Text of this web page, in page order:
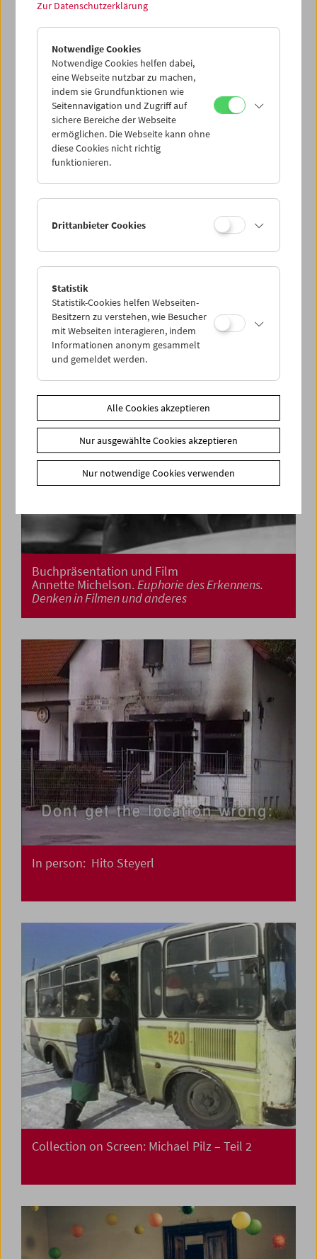
Treibgut: Evgeny Yufit
Collection on Screen: Lav Diaz – Teil 5
Buchpräsentation und Film
Annette Michelson.Euphorie des Erkennens.
Denken in Filmen und anderes
In person: Hito Steyerl
Collection on Screen: Michael Pilz – Teil 2
Zur Datenschutzerklärung
Notwendige Cookies
Notwendige Cookies helfen dabei,
eine Webseite nutzbar zu machen,
indem sie Grundfunktionen wie
Seitennavigation und Zugriff auf
sichere Bereiche der Webseite
ermöglichen. Die Webseite kann ohne
diese Cookies nicht richtig
funktionieren.
Drittanbieter Cookies
Statistik
Statistik-Cookies helfen Webseiten-
Besitzern zu verstehen, wie Besucher
mit Webseiten interagieren, indem
Informationen anonym gesammelt
und gemeldet werden.
Alle Cookies akzeptieren
Nur ausgewählte Cookies akzeptieren
Nur notwendige Cookies verwenden